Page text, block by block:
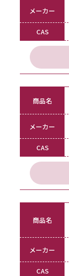
メーカー
CAS
商品名
メーカー
CAS
商品名
メーカー
CAS